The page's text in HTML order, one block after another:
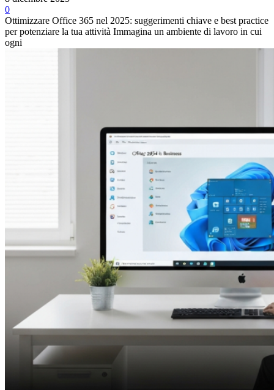
0
Ottimizzare Office 365 nel 2025: suggerimenti chiave e best practice
per potenziare la tua attività Immagina un ambiente di lavoro in cui
ogni